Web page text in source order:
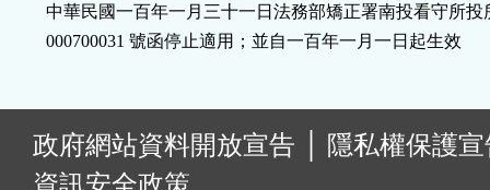
區
中華民國一百年一月三十一日法務部矯正署南投看守所投
政府網站資料開放宣告
隱私權保護